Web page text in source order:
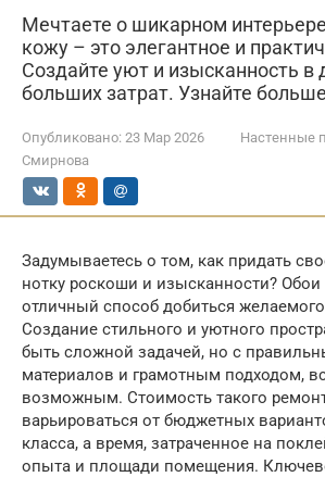
Мечтаете о шикарном
кожу – это элегантное и
Создайте уют и изысканность в
больших затрат. Узнайте
Опубликовано: 23 Мар 2026 Настенные
Смирнова
Задумываетесь о том, как придать
нотку роскоши и изысканности? Обои
отличный способ добиться
Создание стильного и уютного
быть сложной задачей, но с
материалов и грамотным подходом,
возможным. Стоимость такого
варьироваться от бюджетных
класса, а время, затраченное на
опыта и площади помещения.